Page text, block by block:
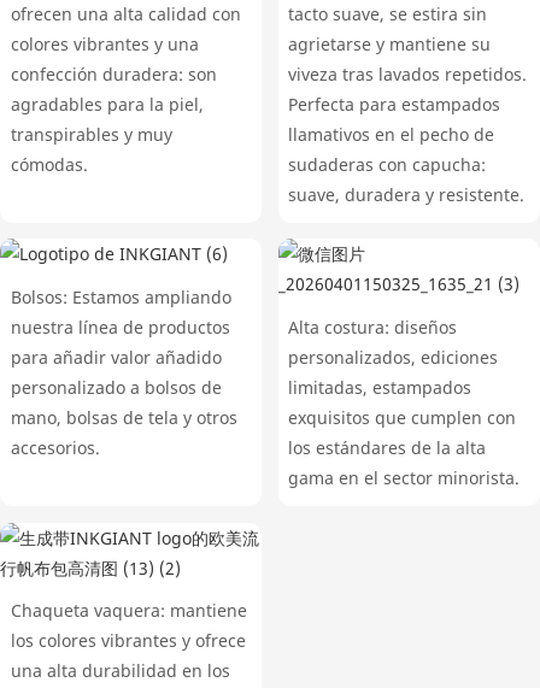
ofrecen una alta calidad con
colores vibrantes y una
confección duradera: son
agradables para la piel,
transpirables y muy
cómodas.
tacto suave, se estira sin
agrietarse y mantiene su
viveza tras lavados repetidos.
Perfecta para estampados
llamativos en el pecho de
sudaderas con capucha:
suave, duradera y resistente.
Bolsos: Estamos ampliando
nuestra línea de productos
para añadir valor añadido
personalizado a bolsos de
mano, bolsas de tela y otros
accesorios.
Alta costura: diseños
personalizados, ediciones
limitadas, estampados
exquisitos que cumplen con
los estándares de la alta
gama en el sector minorista.
Chaqueta vaquera: mantiene
los colores vibrantes y ofrece
una alta durabilidad en los